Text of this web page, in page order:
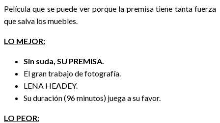
Película que se puede ver porque la premisa tiene tanta fuerza
que salva los muebles.
LO MEJOR:
Sin suda, SU PREMISA.
El gran trabajo de fotografía.
LENA HEADEY.
Su duración (96 minutos) juega a su favor.
LO PEOR: